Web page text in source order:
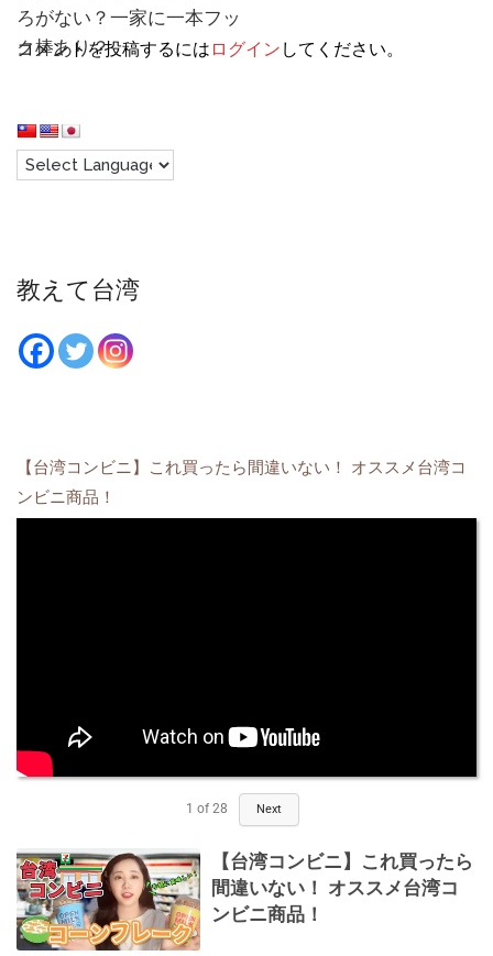
ろがない？一家に一本フッ
ク棒あり？
コメントを投稿するには ログイン してください。
教えて台湾
【台湾コンビニ】これ買ったら間違いない！ オススメ台湾コ
ンビニ商品！
1 of 28 Next
【台湾コンビニ】これ買ったら
間違いない！ オススメ台湾コ
ンビニ商品！